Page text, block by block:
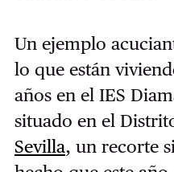
Un ejemplo
lo que están
años en el IES
situado en el
Sevilla, un recorte